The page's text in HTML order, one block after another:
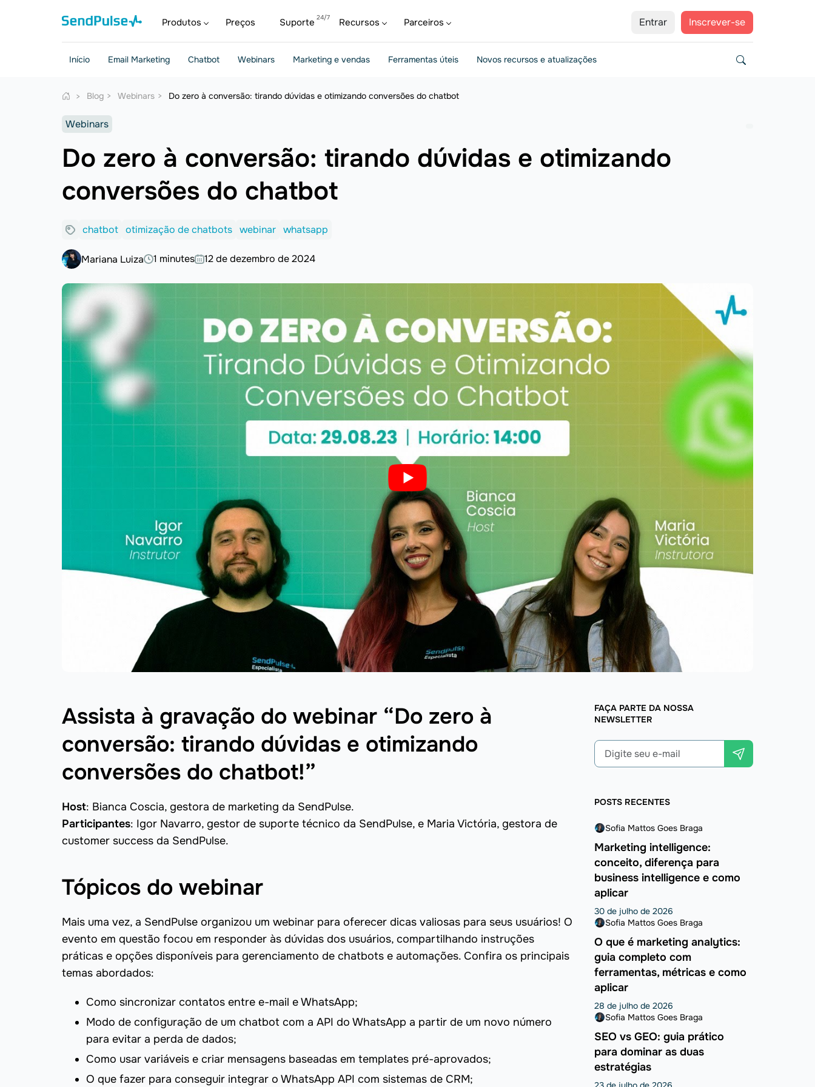
Entrar Inscrever-se
Produtos Preços Suporte Recursos Parceiros
Início Email Marketing Chatbot Webinars Marketing e vendas Ferramentas úteis Novos recursos e atualizações
Blog Webinars Do zero à conversão: tirando dúvidas e otimizando conversões do chatbot
Webinars
Do zero à conversão: tirando dúvidas e otimizando
conversões do chatbot
chatbot otimização de chatbots webinar whatsapp
Mariana Luiza 1 minutes 12 de dezembro de 2024
Assista à gravação do webinar “Do zero à
conversão: tirando dúvidas e otimizando
conversões do chatbot!”
Host: Bianca Coscia, gestora de marketing da SendPulse.
Participantes: Igor Navarro, gestor de suporte técnico da SendPulse, e Maria Victória, gestora de
customer success da SendPulse.
Tópicos do webinar
Mais uma vez, a SendPulse organizou um webinar para oferecer dicas valiosas para seus usuários! O
evento em questão focou em responder às dúvidas dos usuários, compartilhando instruções
práticas e opções disponíveis para gerenciamento de chatbots e automações. Confira os principais
temas abordados:
Como sincronizar contatos entre e-mail e WhatsApp;
Modo de configuração de um chatbot com a API do WhatsApp a partir de um novo número
para evitar a perda de dados;
Como usar variáveis e criar mensagens baseadas em templates pré-aprovados;
O que fazer para conseguir integrar o WhatsApp API com sistemas de CRM;
FAÇA PARTE DA NOSSA
NEWSLETTER
POSTS RECENTES
Sofia Mattos Goes Braga
Marketing intelligence:
conceito, diferença para
business intelligence e como
aplicar
30 de julho de 2026
Sofia Mattos Goes Braga
O que é marketing analytics:
guia completo com
ferramentas, métricas e como
aplicar
28 de julho de 2026
Sofia Mattos Goes Braga
SEO vs GEO: guia prático
para dominar as duas
estratégias